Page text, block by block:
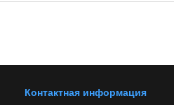
Контактная информация